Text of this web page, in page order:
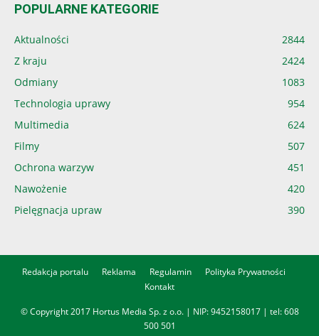
POPULARNE KATEGORIE
Aktualności
2844
Z kraju
2424
Odmiany
1083
Technologia uprawy
954
Multimedia
624
Filmy
507
Ochrona warzyw
451
Nawożenie
420
Pielęgnacja upraw
390
Redakcja portalu Reklama Regulamin
Polityka Prywatności
Kontakt
© Copyright 2017 Hortus Media Sp. z o.o. | NIP: 9452158017 | tel:608
500 501